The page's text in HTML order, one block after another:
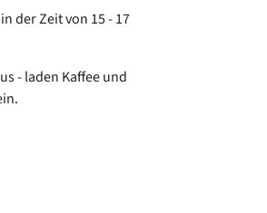
der Zeit von 15 - 17
- laden Kaffee und